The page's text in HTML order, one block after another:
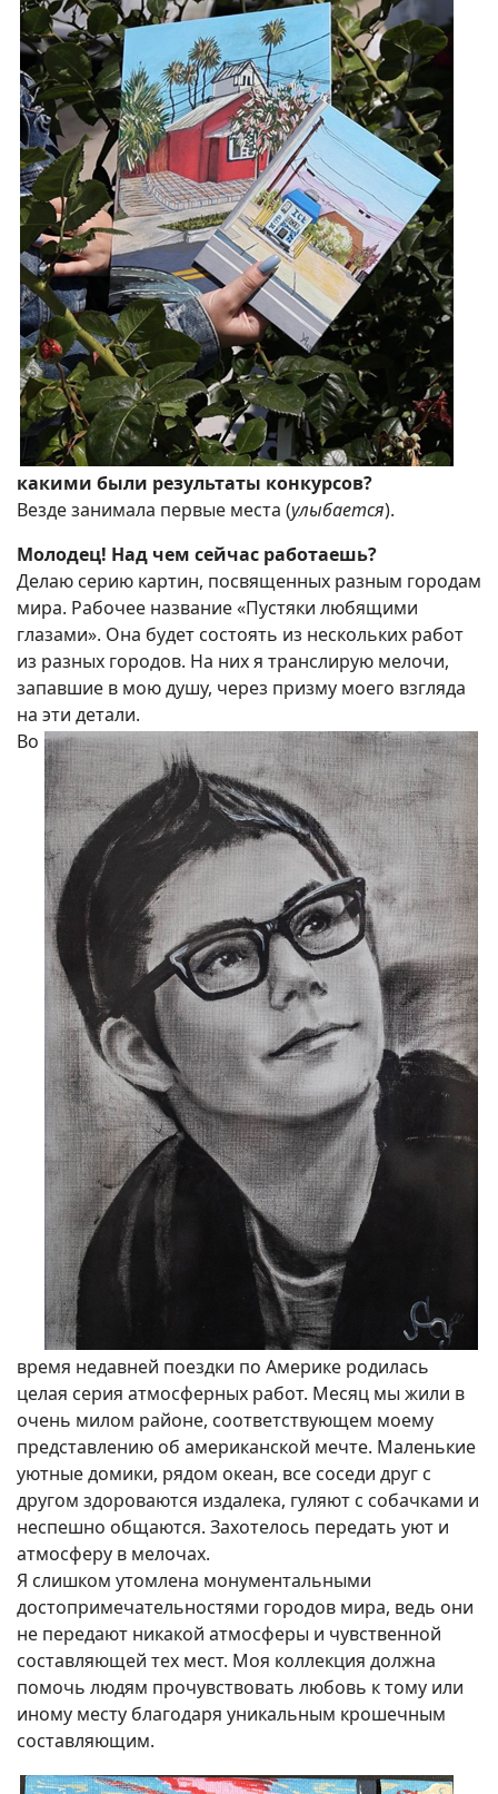
какими были результаты конкурсов?
Везде занимала первые места (улыбается).
Молодец! Над чем сейчас работаешь?
Делаю серию картин, посвященных разным городам
мира. Рабочее название «Пустяки любящими
глазами». Она будет состоять из нескольких работ
из разных городов. На них я транслирую мелочи,
запавшие в мою душу, через призму моего взгляда
на эти детали.
Во
время недавней поездки по Америке родилась
целая серия атмосферных работ. Месяц мы жили в
очень милом районе, соответствующем моему
представлению об американской мечте. Маленькие
уютные домики, рядом океан, все соседи друг с
другом здороваются издалека, гуляют с собачками и
неспешно общаются. Захотелось передать уют и
атмосферу в мелочах.
Я слишком утомлена монументальными
достопримечательностями городов мира, ведь они
не передают никакой атмосферы и чувственной
составляющей тех мест. Моя коллекция должна
помочь людям прочувствовать любовь к тому или
иному месту благодаря уникальным крошечным
составляющим.